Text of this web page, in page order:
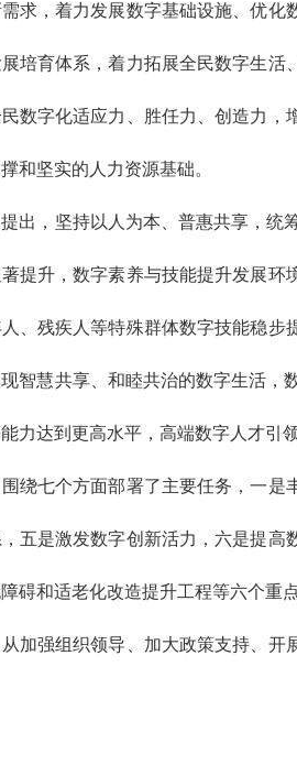
求，着力发展数字基础设施、优
培育体系，着力拓展全民数字生活
数字化适应力、胜任力、创造力
和坚实的人力资源基础。
提出，坚持以人为本、普惠共享，
提升，数字素养与技能提升发展
、残疾人等特殊群体数字技能稳
智慧共享、和睦共治的数字生活
力达到更高水平，高端数字人才引
围绕七个方面部署了主要任务，一
五是激发数字创新活力，六是提
碍和适老化改造提升工程等六个重点
从加强组织领导、加大政策支持、